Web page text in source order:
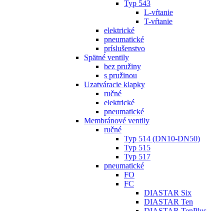
Typ 543
L-vŕtanie
T-vŕtanie
elektrické
pneumatické
príslušenstvo
Spätné ventily
bez pružiny
s pružinou
Uzatváracie klapky
ručné
elektrické
pneumatické
Membránové ventily
ručné
Typ 514 (DN10-DN50)
Typ 515
Typ 517
pneumatické
FO
FC
DIASTAR Six
DIASTAR Ten